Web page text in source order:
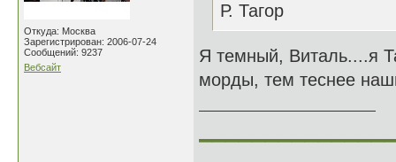
Откуда: Москва
Зарегистрирован: 2006-07-24
Сообщений: 9237
Вебсайт
Р. Тагор
Я темный, Виталь....я
морды, тем теснее